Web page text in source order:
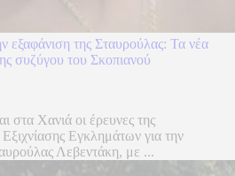
εξαφάνιση της Σταυρούλας: Τα νέα
συζύγου του Σκοπιανού
στα Χανιά οι έρευνες της
Εγκλημάτων για την
Λεβεντάκη, με ...